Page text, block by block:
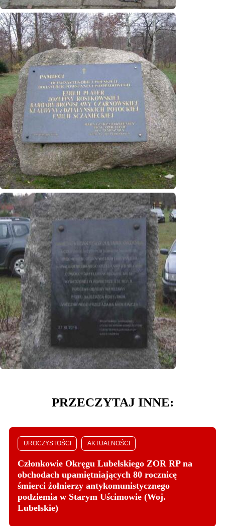
PRZECZYTAJ INNE:
UROCZYSTOŚCI AKTUALNOŚCI
Członkowie Okręgu Lubelskiego ZOR RP na
obchodach upamiętniających 80 rocznicę
śmierci żołnierzy antykomunistycznego
podziemia w Starym Uścimowie (Woj.
Lubelskie)